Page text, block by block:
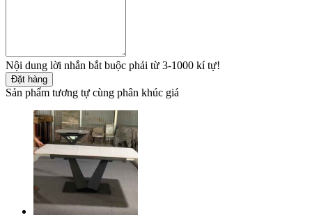
Nội dung lời nhắn bắt buộc phải từ 3-1000 kí tự!
Đặt hàng
Sản phẩm tương tự cùng phân khúc giá